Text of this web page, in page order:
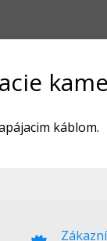
káblom.